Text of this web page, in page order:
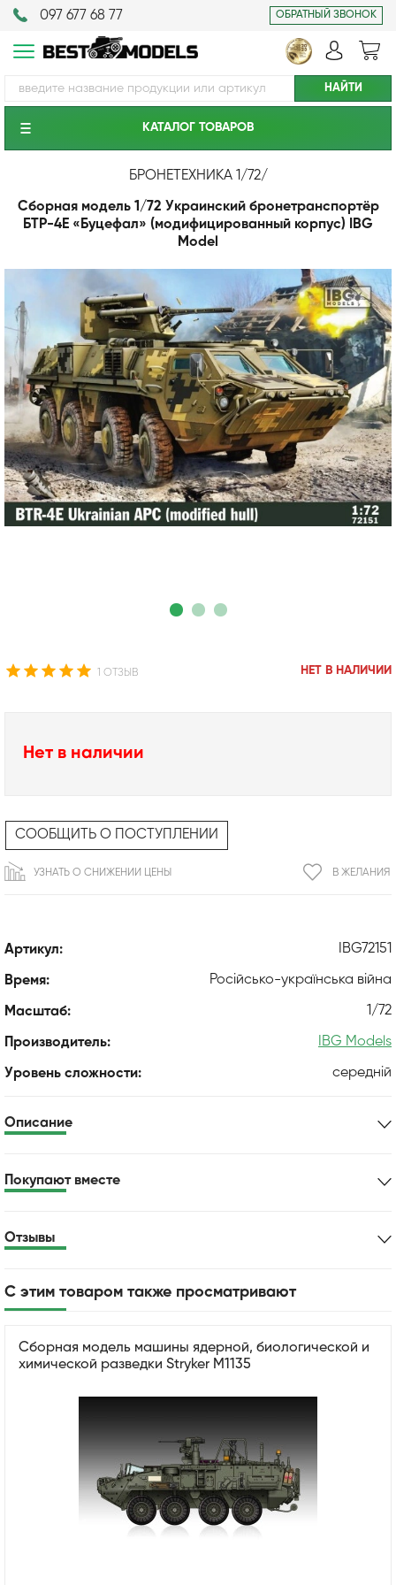
097 677 68 77 ОБРАТНЫЙ ЗВОНОК
КАТАЛОГ ТОВАРОВ
БРОНЕТЕХНИКА 1/72/
Сборная модель 1/72 Украинский бронетранспортёр
БТР-4Е «Буцефал» (модифицированный корпус) IBG
Model
1 ОТЗЫВ НЕТ В НАЛИЧИИ
Артикул: IBG72151
Время: Російсько-українська війна
Масштаб: 1/72
Производитель: IBG Models
Уровень сложности: середній
Нет в наличии
СООБЩИТЬ О ПОСТУПЛЕНИИ
В ЖЕЛАНИЯ
УЗНАТЬ О СНИЖЕНИИ ЦЕНЫ
Описание
Покупают вместе
Отзывы
С этим товаром также просматривают
Сборная модель машины ядерной, биологической и
химической разведки Stryker M1135